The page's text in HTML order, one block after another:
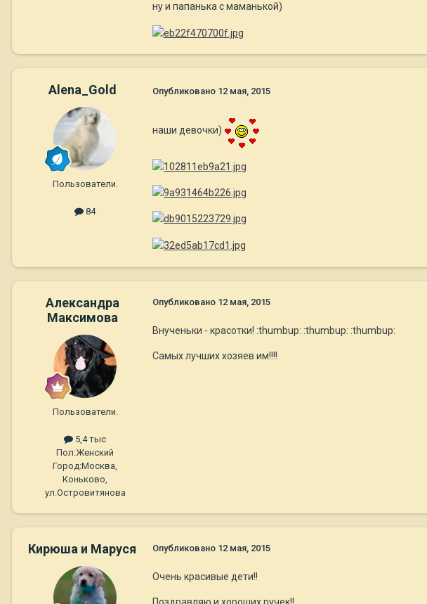
ну и папанька с маманькой)
Alena_Gold
Пользователи.
84
Опубликовано 12 мая, 2015
наши девочки)
Александра
Максимова
Пользователи.
5,4 тыс
Пол:Женский
Город:Москва,
Коньково,
ул.Островитянова
Опубликовано 12 мая, 2015
Внученьки - красотки! :thumbup: :thumbup: :thumbup:
Самых лучших хозяев им!!!!
Кирюша и Маруся Опубликовано 12 мая, 2015
Очень красивые дети!!
Поздравляю и хороших ручек!!